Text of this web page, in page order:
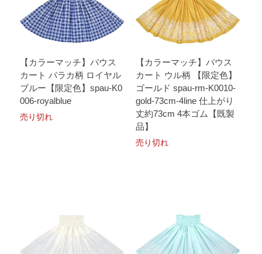
【カラーマッチ】パウス
カート パラカ柄 ロイヤル
ブルー【限定色】spau-K0
006-royalblue
売り切れ
【カラーマッチ】パウス
カート ウル柄 【限定色】
ゴールド spau-rm-K0010-
gold-73cm-4line 仕上がり
丈約73cm 4本ゴム【既製
品】
売り切れ